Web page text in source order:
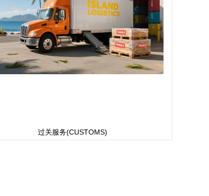
过关服务(CUSTOMS)